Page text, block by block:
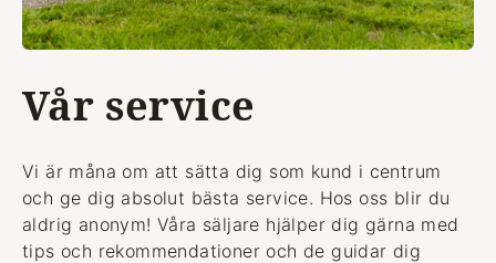
Vår service
Vi är måna om att sätta dig som kund i centrum
och ge dig absolut bästa service. Hos oss blir du
aldrig anonym! Våra säljare hjälper dig gärna med
tips och rekommendationer och de guidar dig